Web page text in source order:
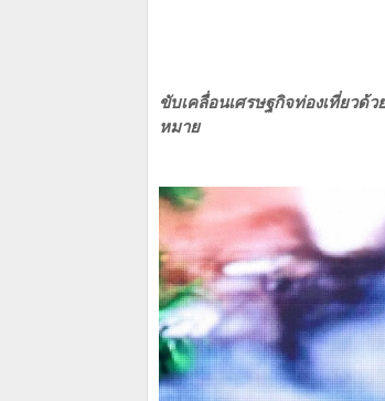
ขับเคลื่อนเศรษฐกิจท่องเที่ยวด้
หมาย